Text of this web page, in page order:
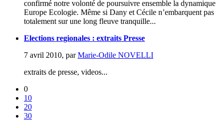
confirmé notre volonté de poursuivre ensemble la dynamique
Europe Ecologie. Même si Dany et Cécile n’embarquent pas
totalement sur une long fleuve tranquille...
Elections regionales : extraits Presse
7 avril 2010, parMarie-Odile NOVELLI
extraits de presse, videos...
0
10
20
30